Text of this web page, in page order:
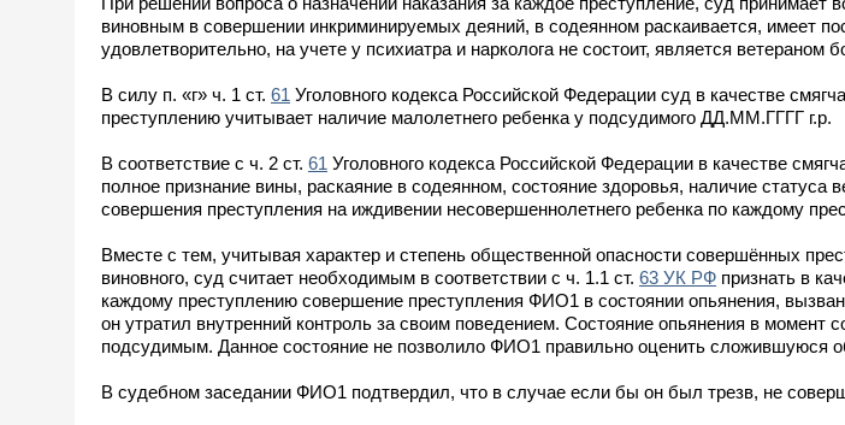
виновным в совершении инкриминируемых деяний, в содеянном раскаивается, имеет
удовлетворительно, на учете у психиатра и нарколога не состоит, является ветераном
В силу п. «г» ч. 1 ст. 61 Уголовного кодекса Российской Федерации суд в качестве
преступлению учитывает наличие малолетнего ребенка у подсудимого ДД.ММ.ГГГГ г.р.
В соответствие с ч. 2 ст. 61 Уголовного кодекса Российской Федерации в качестве
полное признание вины, раскаяние в содеянном, состояние здоровья, наличие статуса
совершения преступления на иждивении несовершеннолетнего ребенка по каждому
Вместе с тем, учитывая характер и степень общественной опасности совершённых
виновного, суд считает необходимым в соответствии с ч. 1.1 ст. 63 УК РФ признать в
каждому преступлению совершение преступления ФИО1 в состоянии опьянения,
он утратил внутренний контроль за своим поведением. Состояние опьянения в момент
подсудимым. Данное состояние не позволило ФИО1 правильно оценить сложившуюся
В судебном заседании ФИО1 подтвердил, что в случае если бы он был трезв, не